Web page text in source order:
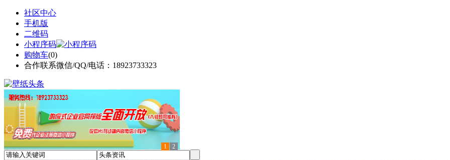
社区中心
手机版
二维码
小程序码
购物车(0)
合作联系微信/QQ/电话：18923733323
1 2